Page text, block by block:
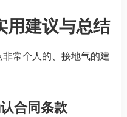
用建议与总结
常个人的、接地气的建
合同条款